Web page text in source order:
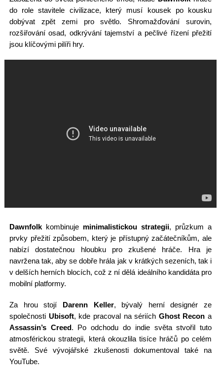
do role stavitele civilizace, který musí kousek po kousku
dobývat zpět zemi pro světlo. Shromažďování surovin,
rozšiřování osad, odkrývání tajemství a pečlivé řízení přežití
jsou klíčovými pilíři hry.
Dawnfolkkombinuje minimalistickou strategii, průzkum a
prvky přežití způsobem, který je přístupný začátečníkům, ale
nabízí dostatečnou hloubku pro zkušené hráče. Hra je
navržena tak, aby se dobře hrála jak v krátkých sezeních, tak i
v delších herních blocích, což z ní dělá ideálního kandidáta pro
mobilní platformy.
Za hrou stojí Darenn Keller, bývalý herní designér ze
společnosti Ubisoft, kde pracoval na sériích Ghost Recon a
Assassin’s Creed. Po odchodu do indie světa stvořil tuto
atmosférickou strategii, která okouzlila tisíce hráčů po celém
světě. Své vývojářské zkušenosti dokumentoval také na
YouTube.